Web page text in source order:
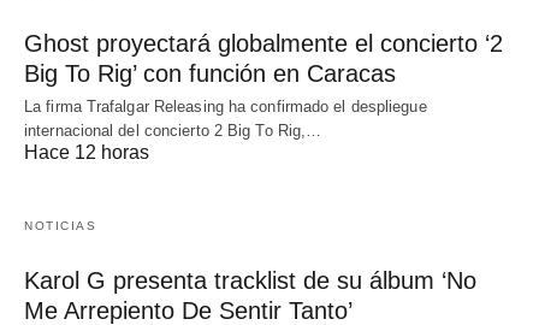
Ghost proyectará globalmente el concierto ‘2
Big To Rig’ con función en Caracas
La firma Trafalgar Releasing ha confirmado el despliegue
internacional del concierto 2 Big To Rig,…
Hace 12 horas
NOTICIAS
Karol G presenta tracklist de su álbum ‘No
Me Arrepiento De Sentir Tanto’